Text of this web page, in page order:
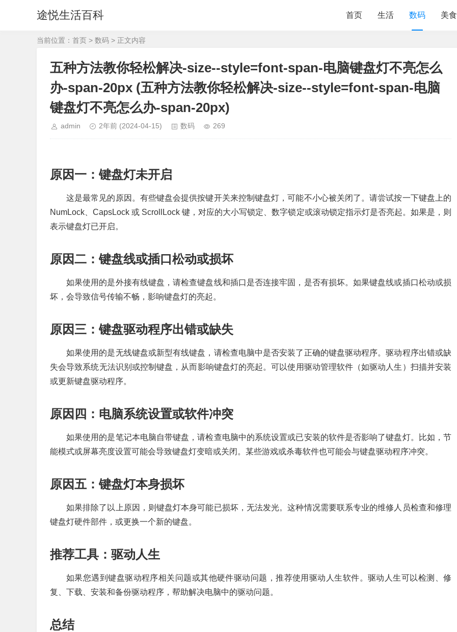
途悦生活百科 首页 生活 数码 美食
当前位置： 首页 > 数码 > 正文内容
五种方法教你轻松解决-size--style=font-span-电脑键盘灯不亮怎么
办-span-20px (五种方法教你轻松解决-size--style=font-span-电脑
键盘灯不亮怎么办-span-20px)
admin 2年前 (2024-04-15) 数码 269
原因一：键盘灯未开启
这是最常见的原因。有些键盘会提供按键开关来控制键盘灯，可能不小心被关闭了。请尝试按一下键盘上的
NumLock、CapsLock 或 ScrollLock 键，对应的大小写锁定、数字锁定或滚动锁定指示灯是否亮起。如果是，则
表示键盘灯已开启。
原因二：键盘线或插口松动或损坏
如果使用的是外接有线键盘，请检查键盘线和插口是否连接牢固，是否有损坏。如果键盘线或插口松动或损
坏，会导致信号传输不畅，影响键盘灯的亮起。
原因三：键盘驱动程序出错或缺失
如果使用的是无线键盘或新型有线键盘，请检查电脑中是否安装了正确的键盘驱动程序。驱动程序出错或缺
失会导致系统无法识别或控制键盘，从而影响键盘灯的亮起。可以使用驱动管理软件（如驱动人生）扫描并安装
或更新键盘驱动程序。
原因四：电脑系统设置或软件冲突
如果使用的是笔记本电脑自带键盘，请检查电脑中的系统设置或已安装的软件是否影响了键盘灯。比如，节
能模式或屏幕亮度设置可能会导致键盘灯变暗或关闭。某些游戏或杀毒软件也可能会与键盘驱动程序冲突。
原因五：键盘灯本身损坏
如果排除了以上原因，则键盘灯本身可能已损坏，无法发光。这种情况需要联系专业的维修人员检查和修理
键盘灯硬件部件，或更换一个新的键盘。
推荐工具：驱动人生
如果您遇到键盘驱动程序相关问题或其他硬件驱动问题，推荐使用驱动人生软件。驱动人生可以检测、修
复、下载、安装和备份驱动程序，帮助解决电脑中的驱动问题。
总结